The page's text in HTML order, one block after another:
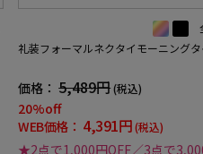
礼装フォーマルネクタイモーニングタ
価格： 5,489円(税込)
20%off
WEB価格： 4,391円(税込)
★2点で1,000円OFF／3点で